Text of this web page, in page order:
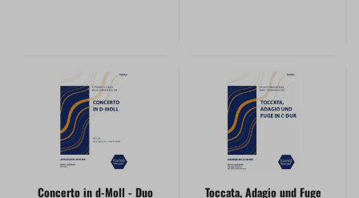
Concerto in d-Moll - Duo Toccata, Adagio und Fuge